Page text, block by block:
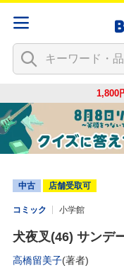
1,800
中古 店舗受取可
コミック 小学館
犬夜叉(46) サンデ
高橋留美子(著者)